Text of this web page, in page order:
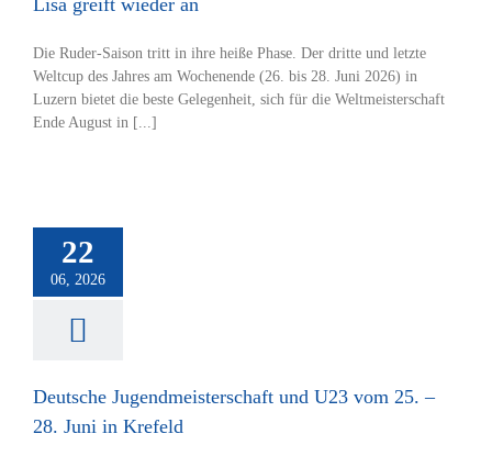
Die Ruder-Saison tritt in ihre heiße Phase. Der dritte und letzte
Weltcup des Jahres am Wochenende (26. bis 28. Juni 2026) in
Luzern bietet die beste Gelegenheit, sich für die Weltmeisterschaft
Ende August in [...]
22
06, 2026
und
25. – 28. Juni
Krefeld
Deutsche Jugendmeisterschaft und U23 vom 25. –
28. Juni in Krefeld